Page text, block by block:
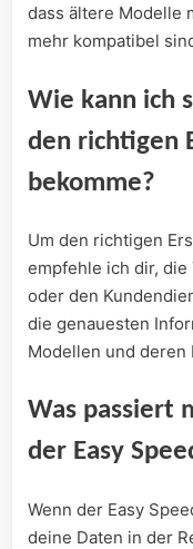
dass ältere Modelle
mehr kompatibel
Wie kann ich
den richtigen
bekomme?
Um ​den richtigen
⁤empfehle ich dir,
oder den
die ⁤genauesten
Modellen und deren⁣
Was passiert
der Easy
Wenn der‍ Easy
deine‌ Daten​ in der